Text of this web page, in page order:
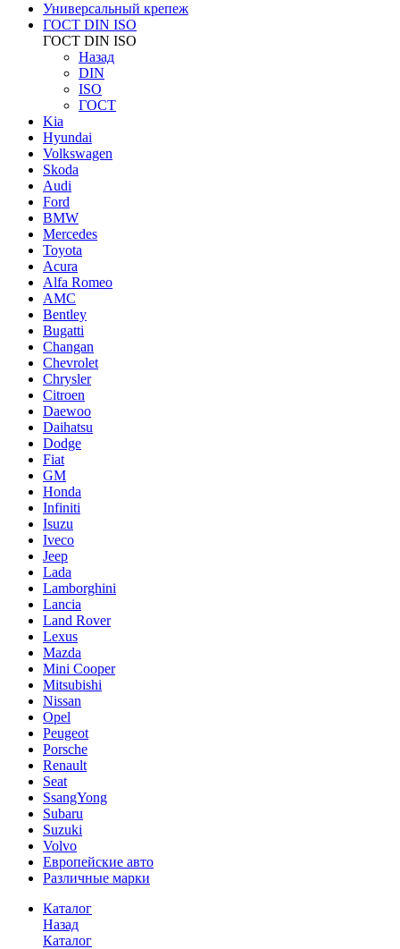
Универсальный крепеж
ГОСТ DIN ISO
ГОСТ DIN ISO
Назад
DIN
ISO
ГОСТ
Kia
Hyundai
Volkswagen
Skoda
Audi
Ford
BMW
Mercedes
Toyota
Acura
Alfa Romeo
AMC
Bentley
Bugatti
Changan
Chevrolet
Chrysler
Citroen
Daewoo
Daihatsu
Dodge
Fiat
GM
Honda
Infiniti
Isuzu
Iveco
Jeep
Lada
Lamborghini
Lancia
Land Rover
Lexus
Mazda
Mini Cooper
Mitsubishi
Nissan
Opel
Peugeot
Porsche
Renault
Seat
SsangYong
Subaru
Suzuki
Volvo
Европейские авто
Различные марки
Каталог
Назад
Каталог